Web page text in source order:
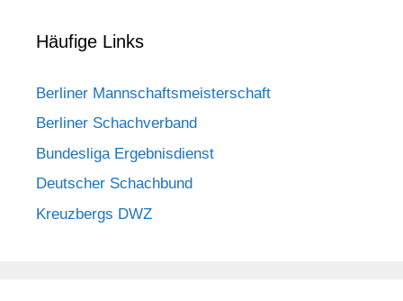
Häufige Links
Berliner Mannschaftsmeisterschaft
Berliner Schachverband
Bundesliga Ergebnisdienst
Deutscher Schachbund
Kreuzbergs DWZ